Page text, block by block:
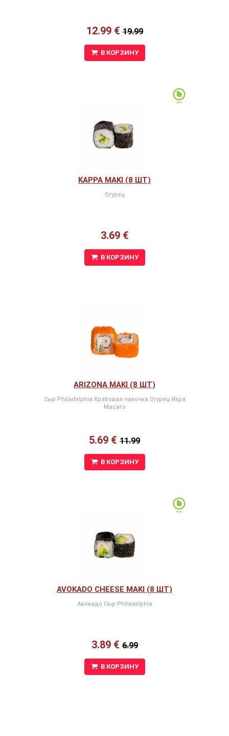
12.99 €19.99
В КОРЗИНУ
KAPPA MAKI (8 ШТ)
Огурец
3.69 €
В КОРЗИНУ
ARIZONA MAKI (8 ШТ)
Сыр Philadelphia Крабовая палочка Огурец Икра
Масаго
5.69 € 11.99
В КОРЗИНУ
AVOKADO CHEESE MAKI (8 ШТ)
Авокадо Сыр Philadelphia
3.89 €6.99
В КОРЗИНУ